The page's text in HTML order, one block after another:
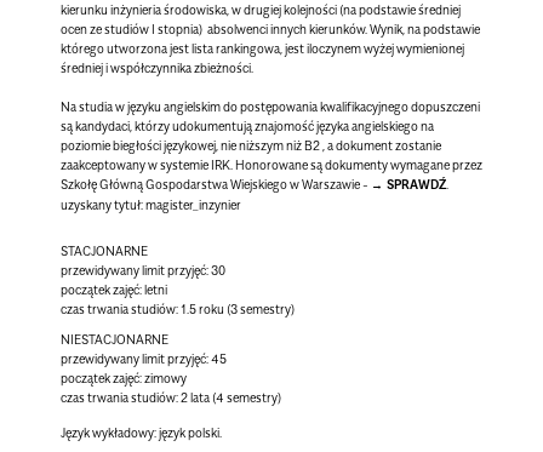
kierunku inżynieria środowiska, w drugiej kolejności (na podstawie średniej
ocen ze studiów I stopnia) absolwenci innych kierunków. Wynik, na podstawie
którego utworzona jest lista rankingowa, jest iloczynem wyżej wymienionej
średniej i współczynnika zbieżności.
Na studia w języku angielskim do postępowania kwalifikacyjnego dopuszczeni
są kandydaci, którzy udokumentują znajomość języka angielskiego na
poziomie biegłości językowej, nie niższym niż B2 , a dokument zostanie
zaakceptowany w systemie IRK. Honorowane są dokumenty wymagane przez
Szkołę Główną Gospodarstwa Wiejskiego w Warszawie -
SPRAWDŹ.
uzyskany tytuł: magister_inzynier
STACJONARNE
przewidywany limit przyjęć: 30
początek zajęć: letni
czas trwania studiów: 1.5 roku (3 semestry)
NIESTACJONARNE
przewidywany limit przyjęć: 45
początek zajęć: zimowy
czas trwania studiów: 2 lata (4 semestry)
Język wykładowy:język polski.